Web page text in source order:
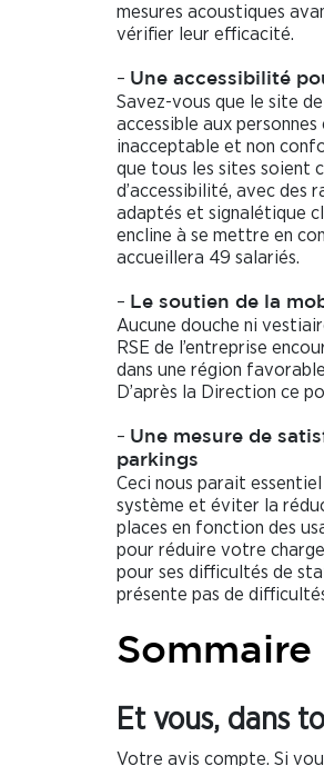
mesures acoustiques
vérifier leur efficacité.
– Une accessibilité
Savez-vous que le site
accessible aux personnes
inacceptable et non
que tous les sites soient
d’accessibilité, avec des
adaptés et signalétique
encline à se mettre en
accueillera 49 salariés.
– Le soutien de la
Aucune douche ni
RSE de l’entreprise
dans une région
D’après la Direction ce
– Une mesure de
parkings
Ceci nous parait
système et éviter la
places en fonction des
pour réduire votre
pour ses difficultés de
présente pas de
Sommaire
Et vous, dans
Votre avis compte. Si